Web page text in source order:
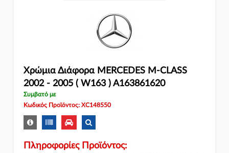
Χρώμια Διάφορα MERCEDES M-CLASS
2002 - 2005 ( W163 ) A163861620
Συμβατό με
Κωδικός Προϊόντος: XC148550
Πληροφορίες Προϊόντος: